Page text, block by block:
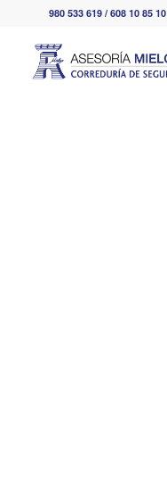
980 533 619 / 608 10 85